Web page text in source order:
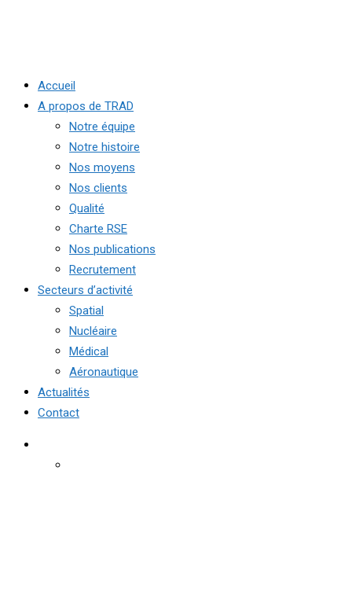
Accueil
A propos de TRAD
Notre équipe
Notre histoire
Nos moyens
Nos clients
Qualité
Charte RSE
Nos publications
Recrutement
Secteurs d’activité
Spatial
Nucléaire
Médical
Aéronautique
Actualités
Contact